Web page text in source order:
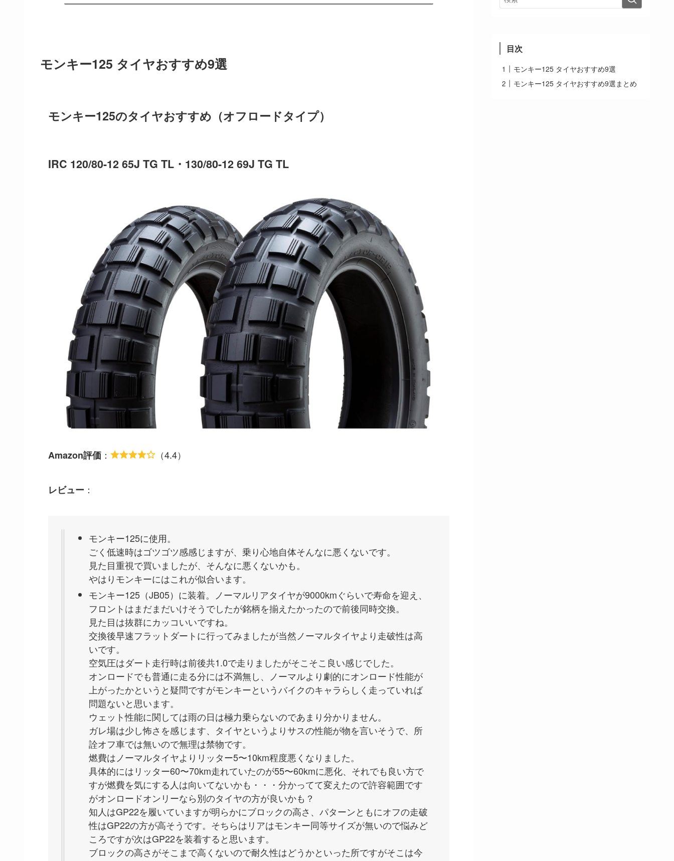
モンキー125 タイヤおすすめ9選
モンキー125のタイヤおすすめ（オフロードタイプ）
IRC 120/80-12 65J TG TL・130/80-12 69J TG TL
Amazon評価 ： （4.4）
レビュー ：
モンキー125に使用。
ごく低速時はゴツゴツ感感じますが、乗り心地自体そんなに悪くないです。
見た目重視で買いましたが、そんなに悪くないかも。
やはりモンキーにはこれが似合います。
モンキー125（JB05）に装着。ノーマルリアタイヤが9000kmぐらいで寿命を迎え、
フロントはまだまだいけそうでしたが銘柄を揃えたかったので前後同時交換。
見た目は抜群にカッコいいですね。
交換後早速フラットダートに行ってみましたが当然ノーマルタイヤより走破性は高
いです。
空気圧はダート走行時は前後共1.0で走りましたがそこそこ良い感じでした。
オンロードでも普通に走る分には不満無し、ノーマルより劇的にオンロード性能が
上がったかというと疑問ですがモンキーというバイクのキャラらしく走っていれば
問題ないと思います。
ウェット性能に関しては雨の日は極力乗らないのであまり分かりません。
ガレ場は少し怖さを感じます、タイヤというよりサスの性能が物を言いそうで、所
詮オフ車では無いので無理は禁物です。
燃費はノーマルタイヤよりリッター5〜10km程度悪くなりました。
具体的にはリッター60〜70km走れていたのが55〜60kmに悪化、それでも良い方で
すが燃費を気にする人は向いてないかも・・・分かってて変えたので許容範囲です
がオンロードオンリーなら別のタイヤの方が良いかも？
知人はGP22を履いていますが明らかにブロックの高さ、パターンともにオフの走破
性はGP22の方が高そうです。そちらはリアはモンキー同等サイズが無いので悩みど
ころですが次はGP22を装着すると思います。
ブロックの高さがそこまで高くないので耐久性はどうかといった所ですがそこは今
目次
モンキー125 タイヤおすすめ9選
モンキー125 タイヤおすすめ9選まとめ